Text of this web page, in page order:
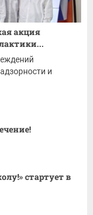
акция
и
стартует в